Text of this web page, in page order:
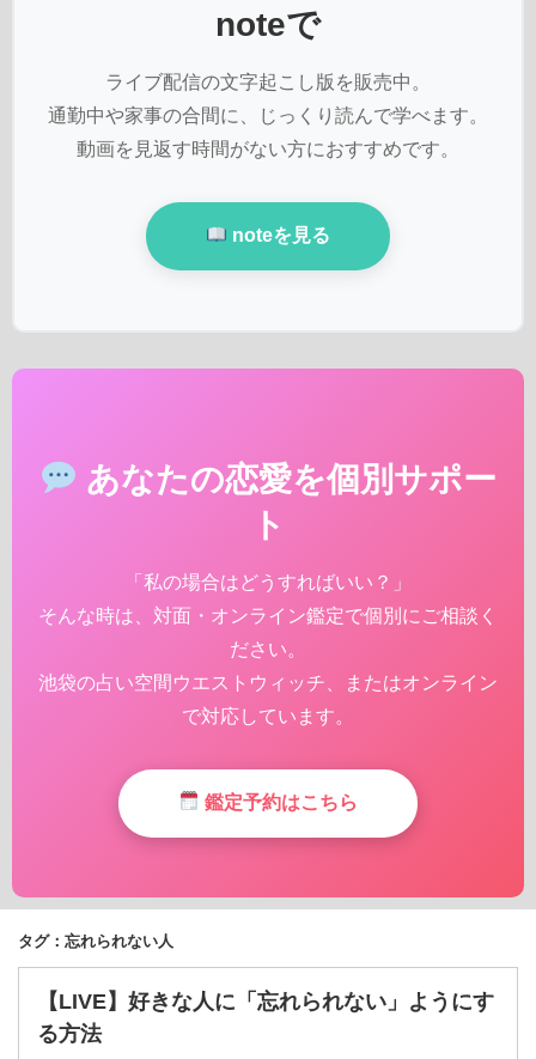
noteで
ライブ配信の文字起こし版を販売中。
通勤中や家事の合間に、じっくり読んで学べます。
動画を見返す時間がない方におすすめです。
noteを見る
あなたの恋愛を個別サポー
ト
「私の場合はどうすればいい？」
そんな時は、対面・オンライン鑑定で個別にご相談く
ださい。
池袋の占い空間ウエストウィッチ、またはオンライン
で対応しています。
鑑定予約はこちら
タグ：忘れられない人
【LIVE】好きな人に「忘れられない」ようにす
る方法